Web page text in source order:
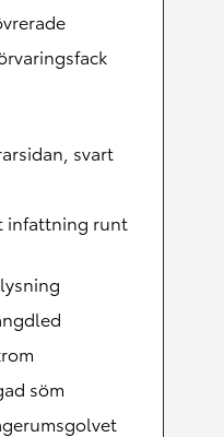
svart
infattning runt
söm